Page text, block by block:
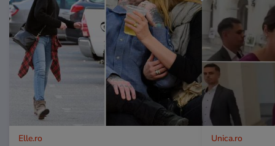
Elle.ro Unica.ro